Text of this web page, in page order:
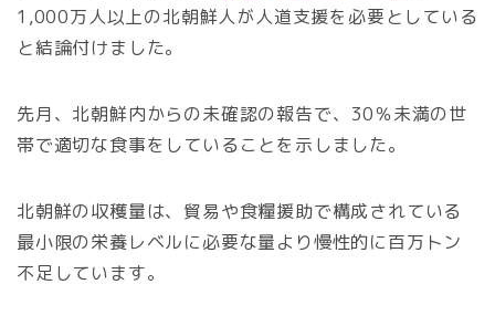
1,000万人以上の北朝鮮人が人道支援を必要としている
と結論付けました。
先月、北朝鮮内からの未確認の報告で、30％未満の世
帯で適切な食事をしていることを示しました。
北朝鮮の収穫量は、貿易や食糧援助で構成されている
最小限の栄養レベルに必要な量より慢性的に百万トン
不足しています。